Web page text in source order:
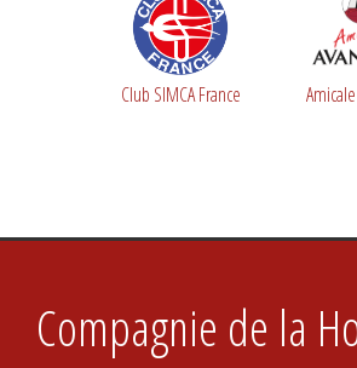
Club SIMCA France
Compagnie de la